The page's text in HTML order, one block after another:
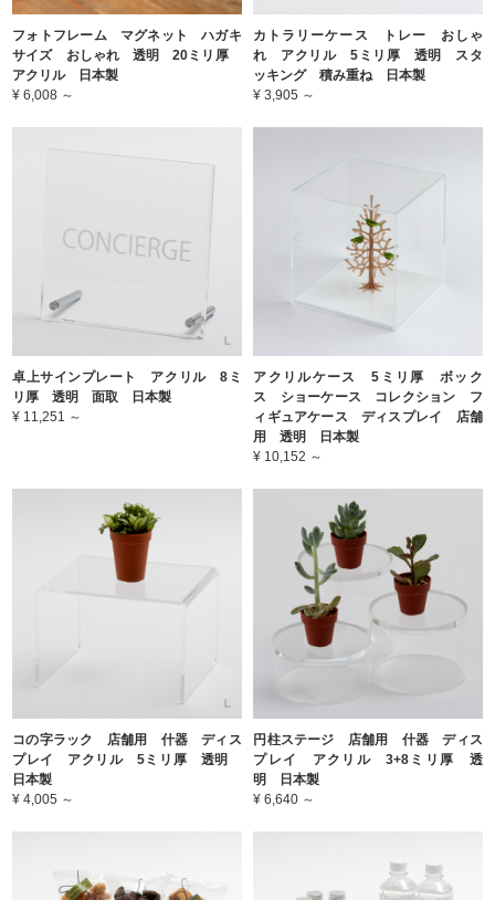
フォトフレーム マグネット ハガキ
サイズ おしゃれ 透明 20ミリ厚
アクリル 日本製
¥ 6,008 ～
カトラリーケース トレー おしゃ
れ アクリル 5ミリ厚 透明 スタ
ッキング 積み重ね 日本製
¥ 3,905 ～
卓上サインプレート アクリル 8ミ
リ厚 透明 面取 日本製
¥ 11,251 ～
アクリルケース 5ミリ厚 ボック
ス ショーケース コレクション フ
ィギュアケース ディスプレイ 店舗
用 透明 日本製
¥ 10,152 ～
コの字ラック 店舗用 什器 ディス
プレイ アクリル 5ミリ厚 透明
日本製
¥ 4,005 ～
円柱ステージ 店舗用 什器 ディス
プレイ アクリル 3+8ミリ厚 透
明 日本製
¥ 6,640 ～